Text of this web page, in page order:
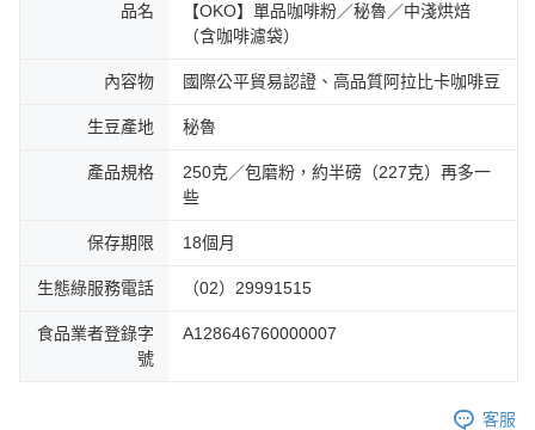
品名
【OKO】單品咖啡粉／秘魯／中淺烘焙
（含咖啡濾袋）
內容物 國際公平貿易認證、高品質阿拉比卡咖啡豆
生豆產地 秘魯
產品規格
250克／包磨粉，約半磅（227克）再多一
些
保存期限 18個月
生態綠服務電話 （02）29991515
食品業者登錄字
號
A128646760000007
客服